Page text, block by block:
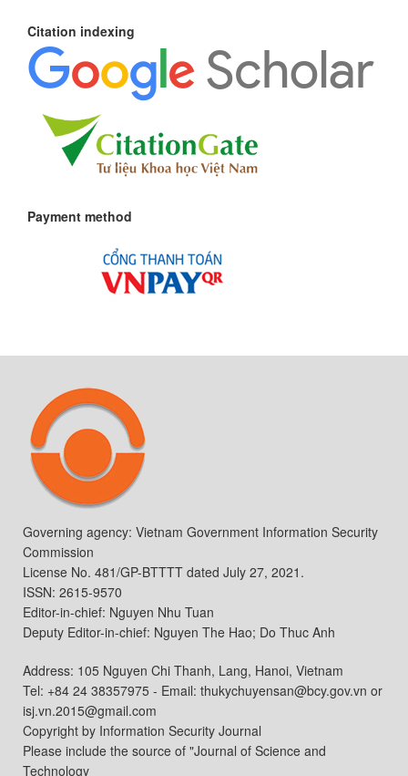
Citation indexing
Payment method
Governing agency: Vietnam Government Information Security
Commission
License No. 481/GP-BTTTT dated July 27, 2021.
ISSN: 2615-9570
Editor-in-chief: Nguyen Nhu Tuan
Deputy Editor-in-chief: Nguyen The Hao; Do Thuc Anh
Address: 105 Nguyen Chi Thanh, Lang, Hanoi, Vietnam
Tel: +84 24 38357975 - Email: thukychuyensan@bcy.gov.vn or
isj.vn.2015@gmail.com
Copyright by Information Security Journal
Please include the source of "Journal of Science and
Technology